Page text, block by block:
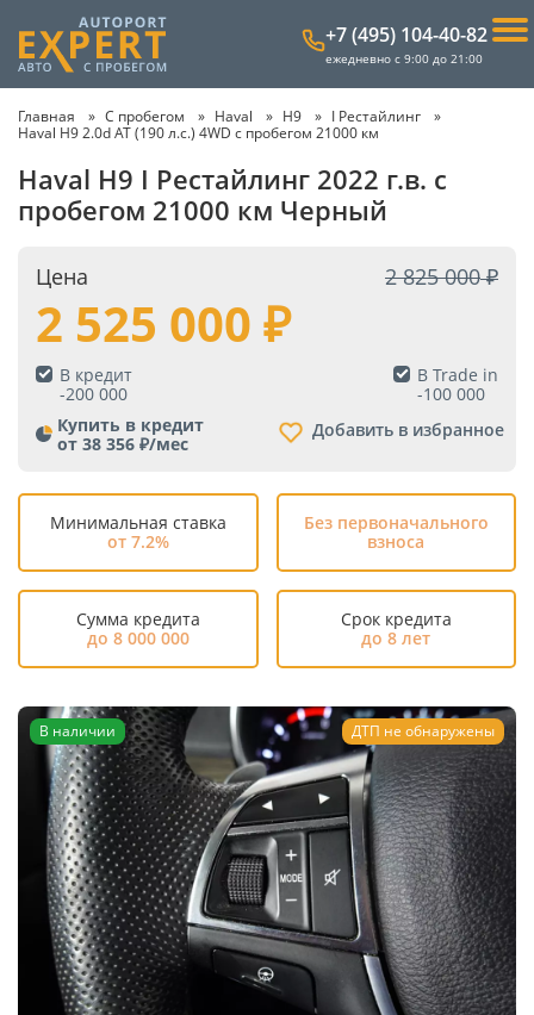
+7 (495) 104-40-82
ежедневно с 9:00 до 21:00
Главная С пробегом Haval H9
I Рестайлинг
Haval H9 2.0d AT (190 л.с.) 4WD с пробегом 21000 км
Haval H9 I Рестайлинг 2022 г.в. с
пробегом 21000 км Черный
Цена 2 825 000
2 525 000
В кредит
-200 000
В Trade in
-100 000
Купить в кредит
от 38 356 ₽/мес
Добавить в избранное
Минимальная ставка
от 7.2%
Без первоначального
взноса
Сумма кредита
до 8 000 000
Срок кредита
до 8 лет
В наличии ДТП не обнаружены